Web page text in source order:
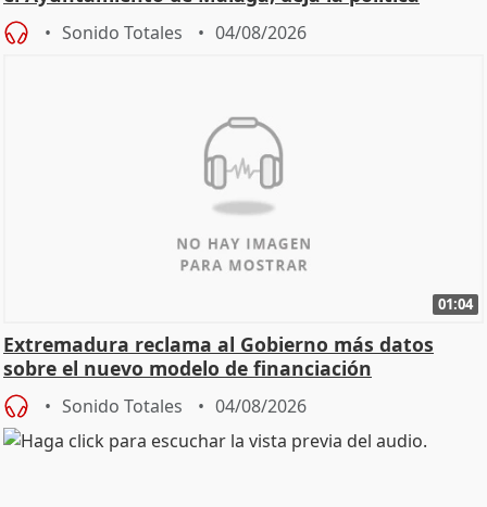
Sonido Totales 04/08/2026
01:04
Extremadura reclama al Gobierno más datos
sobre el nuevo modelo de financiación
Sonido Totales 04/08/2026